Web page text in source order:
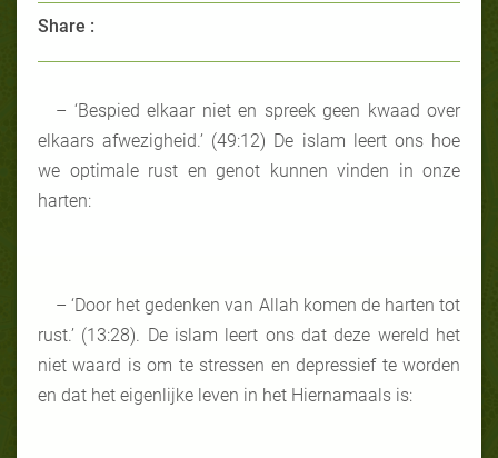
Share :
– ‘Bespied elkaar niet en spreek geen kwaad over
elkaars afwezigheid.’ (49:12) De islam leert ons hoe
we optimale rust en genot kunnen vinden in onze
harten:
– ‘Door het gedenken van Allah komen de harten tot
rust.’ (13:28). De islam leert ons dat deze wereld het
niet waard is om te stressen en depressief te worden
en dat het eigenlijke leven in het Hiernamaals is: